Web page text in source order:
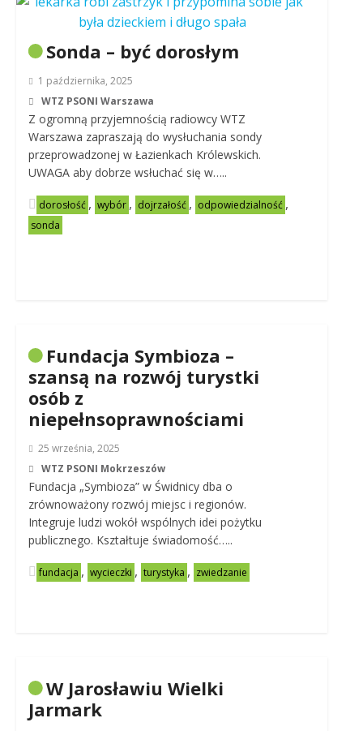
Sonda – być dorosłym
1 października, 2025
WTZ PSONI Warszawa
Z ogromną przyjemnością radiowcy WTZ
Warszawa zapraszają do wysłuchania sondy
przeprowadzonej w Łazienkach Królewskich.
UWAGA aby dobrze wsłuchać się w…..
dorosłość , wybór , dojrzałość , odpowiedzialność ,
sonda
Fundacja Symbioza –
szansą na rozwój turystki
osób z
niepełnsoprawnościami
25 września, 2025
WTZ PSONI Mokrzeszów
Fundacja „Symbioza” w Świdnicy dba o
zrównoważony rozwój miejsc i regionów.
Integruje ludzi wokół wspólnych idei pożytku
publicznego. Kształtuje świadomość…..
fundacja , wycieczki , turystyka , zwiedzanie
W Jarosławiu Wielki
Jarmark